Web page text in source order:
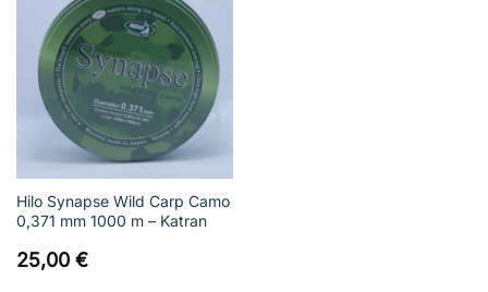
Añadir
a la
lista de
deseos
Hilo Synapse Wild Carp Camo
0,371 mm 1000 m – Katran
25,00 €